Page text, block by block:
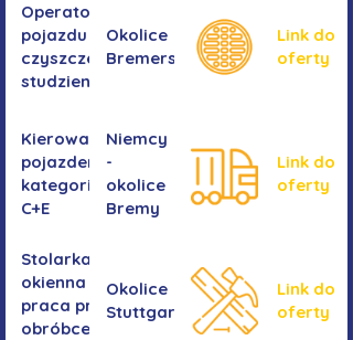
Operator/operatorka
pojazdu do
czyszczenia
studzienek
Okolice
Bremershaven
Link do
oferty
Kierowanie
pojazdem
kategorii
C+E
Niemcy
-
okolice
Bremy
Link do
oferty
Stolarka
okienna -
praca przy
obróbce
Okolice
Stuttgartu
Link do
oferty